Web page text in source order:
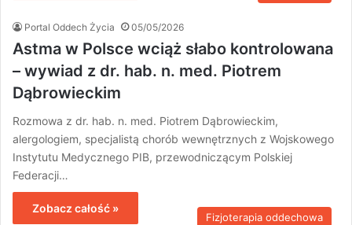
Portal Oddech Życia 05/05/2026
Astma w Polsce wciąż słabo kontrolowana
– wywiad z dr. hab. n. med. Piotrem
Dąbrowieckim
Rozmowa z dr. hab. n. med. Piotrem Dąbrowieckim,
alergologiem, specjalistą chorób wewnętrznych z Wojskowego
Instytutu Medycznego PIB, przewodniczącym Polskiej
Federacji…
Zobacz całość »
Fizjoterapia oddechowa